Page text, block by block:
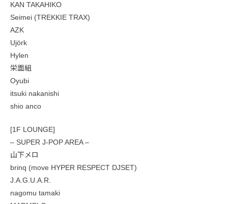
KAN TAKAHIKO
Seimei (TREKKIE TRAX)
AZK
Ujörk
Hylen
栄面組
Oyubi
itsuki nakanishi
shio anco
[1F LOUNGE]
– SUPER J-POP AREA –
山下メロ
brinq (move HYPER RESPECT DJSET)
J.A.G.U.A.R.
nagomu tamaki